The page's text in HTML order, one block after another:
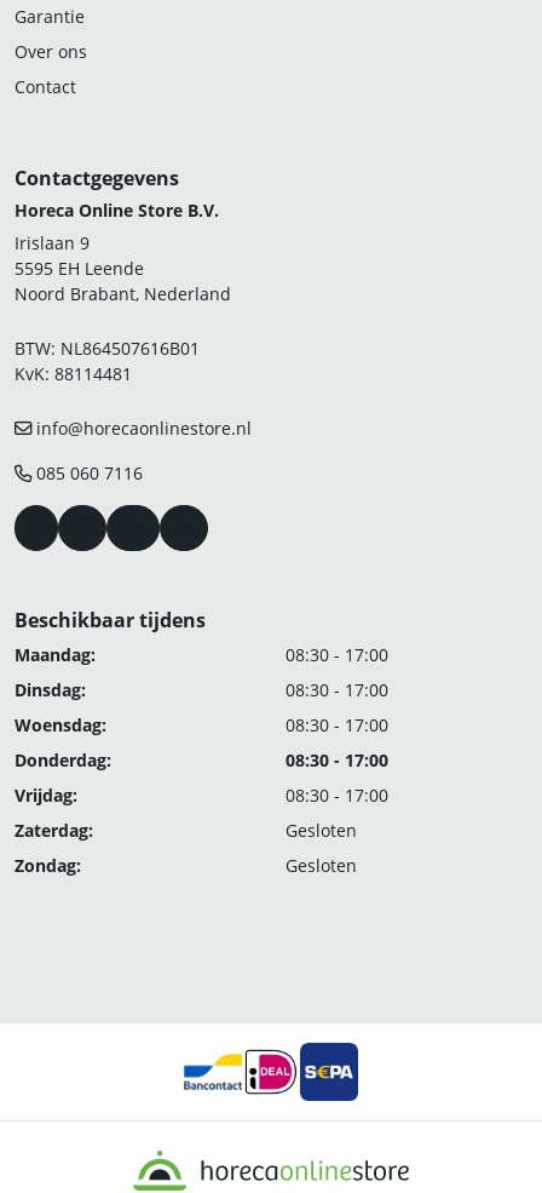
Garantie
Over ons
Contact
Contactgegevens
Horeca Online Store B.V.
Irislaan 9
5595 EH Leende
Noord Brabant, Nederland
BTW: NL864507616B01
KvK: 88114481
info@horecaonlinestore.nl
085 060 7116
Beschikbaar tijdens
Maandag:
08:30 - 17:00
Dinsdag:
08:30 - 17:00
Woensdag:
08:30 - 17:00
Donderdag:
08:30 - 17:00
Vrijdag:
08:30 - 17:00
Zaterdag:
Gesloten
Zondag:
Gesloten